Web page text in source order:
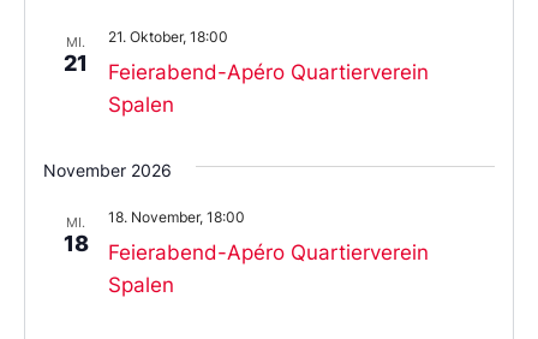
MI.
21
Feierabend-Apéro Quartierverein
Spalen
21. Oktober, 18:00
November 2026
MI.
18
Feierabend-Apéro Quartierverein
Spalen
18. November, 18:00